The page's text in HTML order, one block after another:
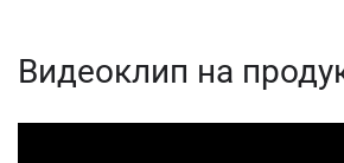
Видеоклип на